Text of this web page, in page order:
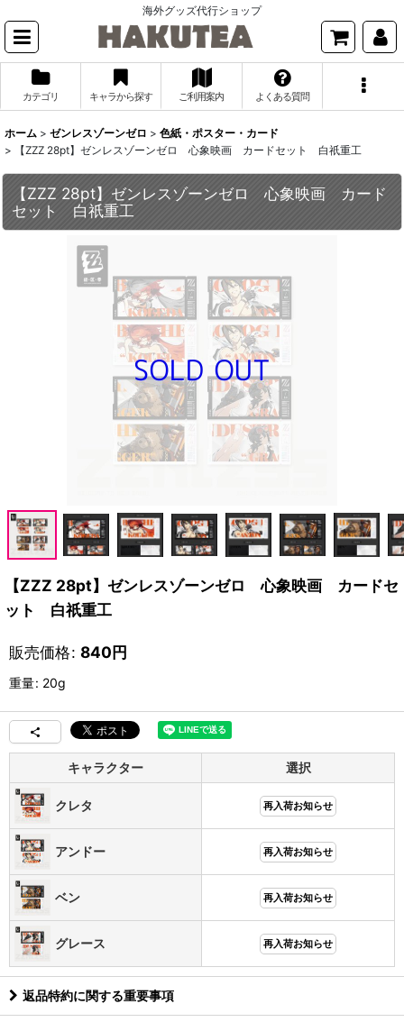
海外グッズ代行ショップ
カテゴリ キャラから探す ご利用案内 よくある質問
ホーム > ゼンレスゾーンゼロ > 色紙・ポスター・カード
>
【ZZZ 28pt】ゼンレスゾーンゼロ 心象映画 カードセット 白祇重工
【ZZZ 28pt】ゼンレスゾーンゼロ 心象映画 カード
セット 白祇重工
【ZZZ 28pt】ゼンレスゾーンゼロ 心象映画 カードセ
ット 白祇重工
販売価格: 840円
重量: 20g
キャラクター 選択
クレタ 再入荷お知らせ
アンドー 再入荷お知らせ
ベン 再入荷お知らせ
グレース 再入荷お知らせ
返品特約に関する重要事項